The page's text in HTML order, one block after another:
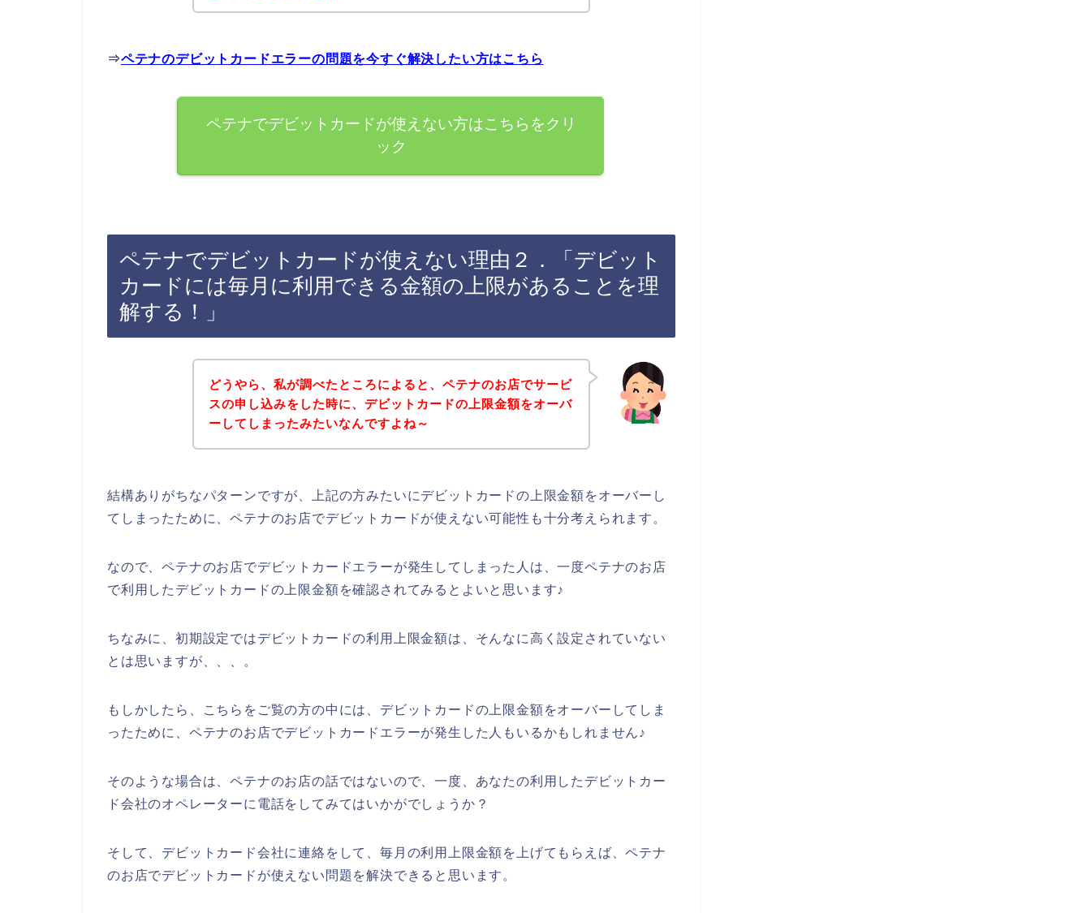
⇒ペテナのデビットカードエラーの問題を今すぐ解決したい方はこちら
ペテナでデビットカードが使えない方はこちらをクリ
ック
ペテナでデビットカードが使えない理由２．「デビット
カードには毎月に利用できる金額の上限があることを理
解する！」
どうやら、私が調べたところによると、ペテナのお店でサービ
スの申し込みをした時に、デビットカードの上限金額をオーバ
ーしてしまったみたいなんですよね～
結構ありがちなパターンですが、上記の方みたいにデビットカードの上限金額をオーバーし
てしまったために、ペテナのお店でデビットカードが使えない可能性も十分考えられます。
なので、ペテナのお店でデビットカードエラーが発生してしまった人は、一度ペテナのお店
で利用したデビットカードの上限金額を確認されてみるとよいと思います♪
ちなみに、初期設定ではデビットカードの利用上限金額は、そんなに高く設定されていない
とは思いますが、、、。
もしかしたら、こちらをご覧の方の中には、デビットカードの上限金額をオーバーしてしま
ったために、ペテナのお店でデビットカードエラーが発生した人もいるかもしれません♪
そのような場合は、ペテナのお店の話ではないので、一度、あなたの利用したデビットカー
ド会社のオペレーターに電話をしてみてはいかがでしょうか？
そして、デビットカード会社に連絡をして、毎月の利用上限金額を上げてもらえば、ペテナ
のお店でデビットカードが使えない問題を解決できると思います。